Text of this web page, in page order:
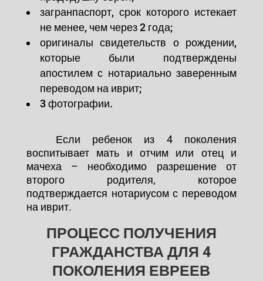
загранпаспорт, срок которого истекает
не менее, чем через 2 года;
оригиналы свидетельств о рождении,
которые были подтверждены
апостилем с нотариально заверенным
переводом на иврит;
3 фотографии.
Если ребенок из 4 поколения
воспитывает мать и отчим или отец и
мачеха – необходимо разрешение от
второго родителя, которое
подтверждается нотариусом с переводом
на иврит.
ПРОЦЕСС ПОЛУЧЕНИЯ
ГРАЖДАНСТВА ДЛЯ 4
ПОКОЛЕНИЯ ЕВРЕЕВ